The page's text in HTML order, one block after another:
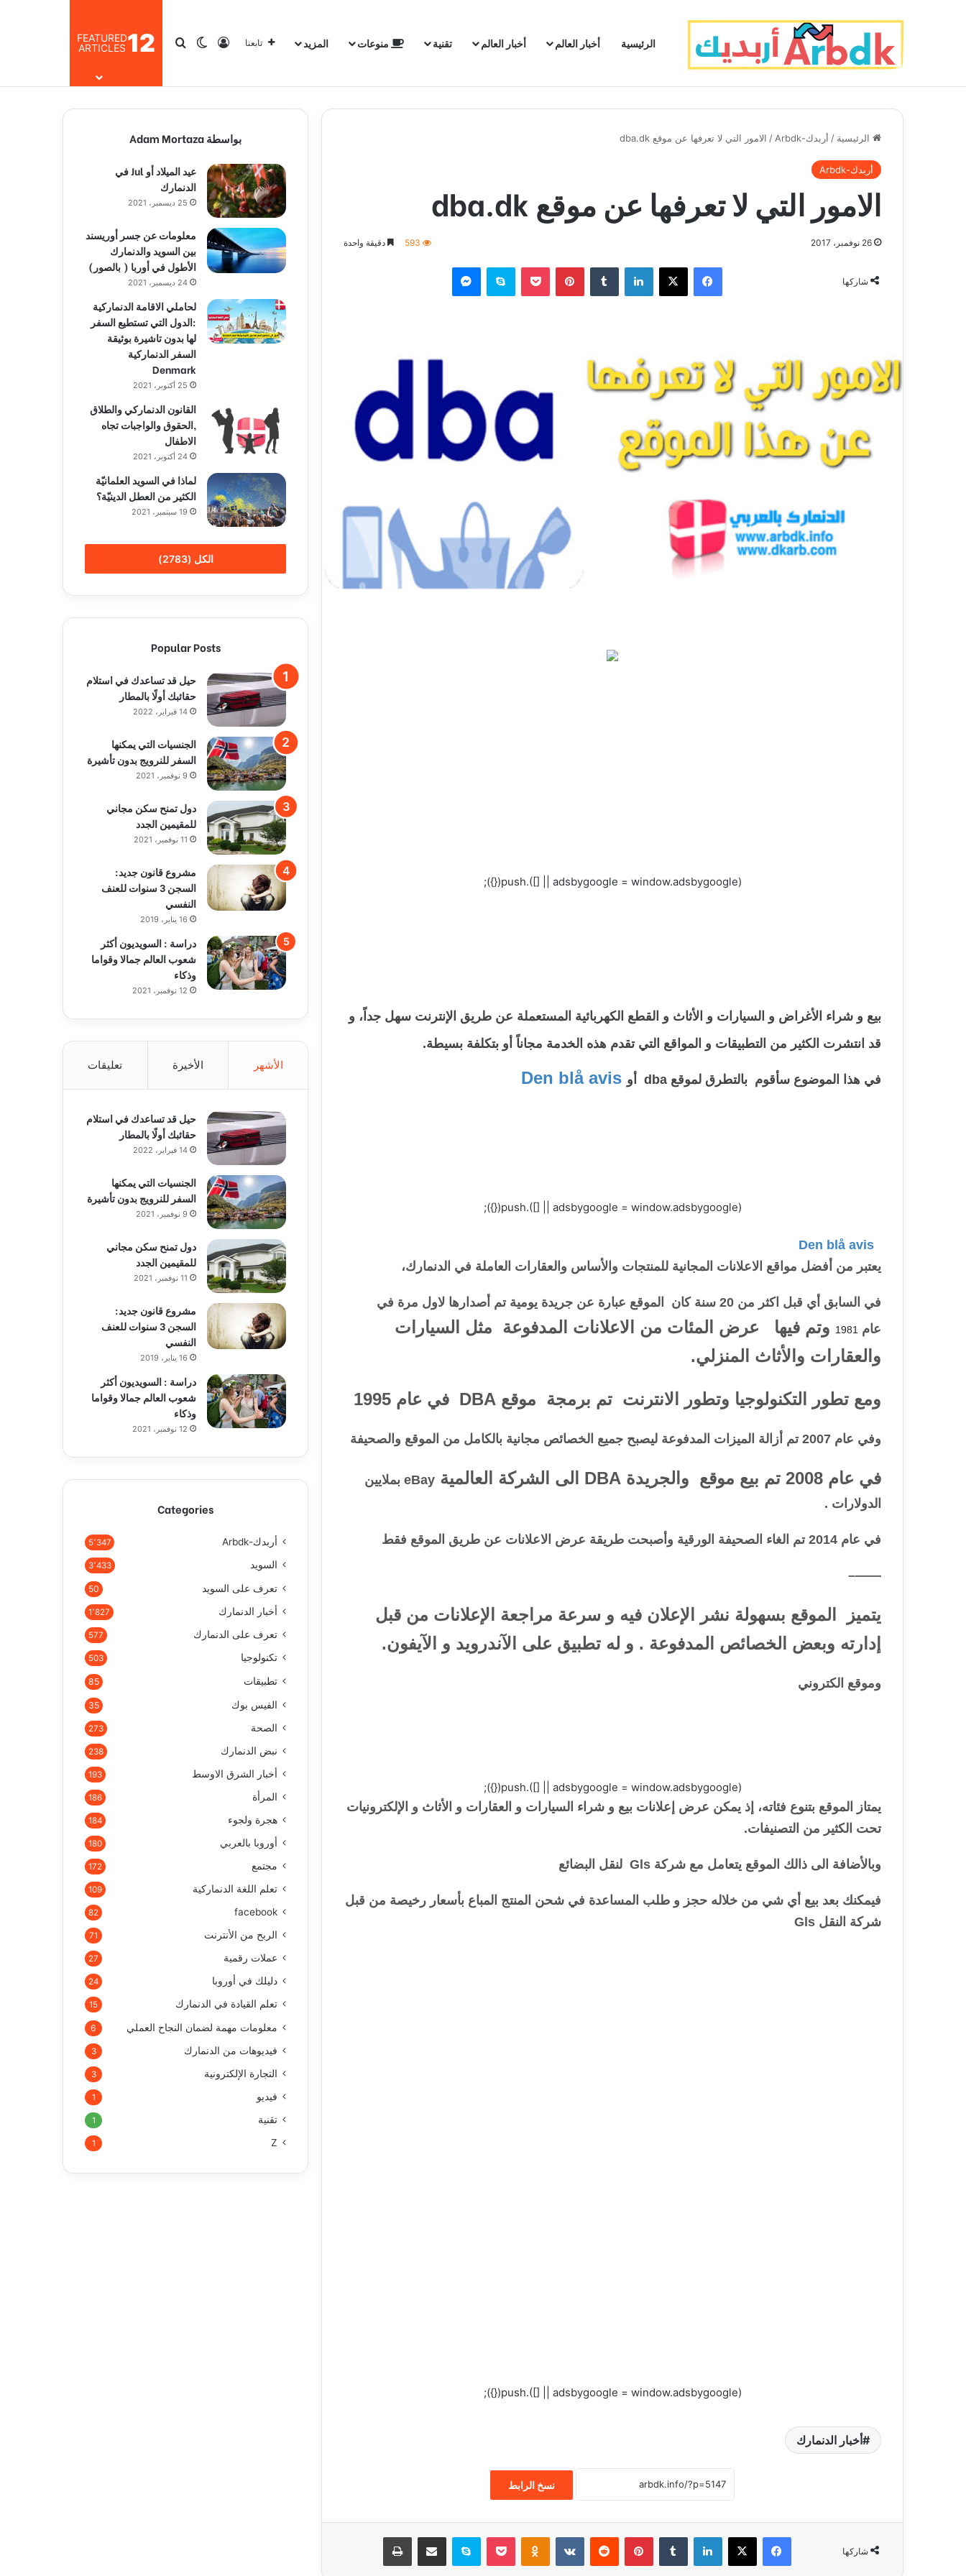
الرئيسية أخبار العالم أخبار العالم تقنية منوعات المزيد تابعنا تسجيل الدخول
الوضع المظلم
بحث عن12
FEATURED
ARTICLES
الرئيسية / أربدك-Arbdk / الامور التي لا تعرفها عن موقع dba.dk
أربدك-Arbdk
الامور التي لا تعرفها عن موقع dba.dk
26 نوفمبر، 2017 593 دقيقة واحدة
شاركها
فيسبوك ‫X لينكدإن بينتيريست سكايب
(adsbygoogle = window.adsbygoogle || []).push({});
بيع و شراء الأغراض و السيارات و الأثاث و القطع الكهربائية المستعملة عن طريق الإنترنت سهل جداً، و
قد انتشرت الكثير من التطبيقات و المواقع التي تقدم هذه الخدمة مجاناً أو بتكلفة بسيطة.
في هذا الموضوع سأقوم بالتطرق لموقع dba أو Den blå avis
(adsbygoogle = window.adsbygoogle || []).push({});
يعتبر من أفضل مواقع الاعلانات المجانية للمنتجات والأساس والعقارات العاملة في الدنمارك،
في السابق أي قبل اكثر من 20 سنة كان الموقع عبارة عن جريدة يومية تم أصدارها لاول مرة في
عام 1981 وتم فيها عرض المئات من الاعلانات المدفوعة مثل السيارات
والعقارات والأثاث المنزلي.
ومع تطور التكنولوجيا وتطور الانترنت تم برمجة موقع DBA في عام 1995
وفي عام 2007 تم أزالة الميزات المدفوعة ليصبح جميع الخصائص مجانية بالكامل من الموقع والصحيفة
في عام 2008 تم بيع موقع والجريدة DBA الى الشركة العالمية
eBay بملايين
الدولارات .
في عام 2014 تم الغاء الصحيفة الورقية وأصبحت طريقة عرض الاعلانات عن طريق الموقع فقط
——–
يتميز الموقع بسهولة نشر الإعلان فيه و سرعة مراجعة الإعلانات من قبل
إدارته وبعض الخصائص المدفوعة . و له تطبيق على الآندرويد و الآيفون.
وموقع الكتروني
(adsbygoogle = window.adsbygoogle || []).push({});
يمتاز الموقع بتنوع فئاته، إذ يمكن عرض إعلانات بيع و شراء السيارات و العقارات و الأثاث و الإلكترونيات
تحت الكثير من التصنيفات.
وبالأضافة الى ذالك الموقع يتعامل مع شركة Gls لنقل البضائع
فيمكنك بعد بيع أي شي من خلاله حجز و طلب المساعدة في شحن المنتج المباع بأسعار رخيصة من قبل
شركة النقل Gls
(adsbygoogle = window.adsbygoogle || []).push({});
أخبار الدنمارك
نسخ الرابط
شاركها
فيسبوك ‫X لينكدإن بينتيريست ‏VKontakte سكايب
بواسطة Adam Mortaza
عيد الميلاد أو Jul في
الدنمارك
25 ديسمبر، 2021
معلومات عن جسر أوريسند
بين السويد والدنمارك
الأطول في أوربا ( بالصور)
24 ديسمبر، 2021
لحاملي الاقامة الدنماركية
:الدول التي تستطيع السفر
لها بدون تاشيرة بوثيقة
السفر الدنماركية
Denmark
25 أكتوبر، 2021
القانون الدنماركي والطلاق
,الحقوق والواجبات تجاه
الاطفال
24 أكتوبر، 2021
لماذا في السويد العلمانيّة
الكثير من العطل الدينيّة؟
19 سبتمبر، 2021
الكل (2783)
Popular Posts
حيل قد تساعدك في استلام
حقائبك أولًا بالمطار
14 فبراير، 2022
الجنسيات التي يمكنها
السفر للنرويج بدون تأشيرة
9 نوفمبر، 2021
دول تمنح سكن مجاني
للمقيمين الجدد
11 نوفمبر، 2021
مشروع قانون جديد:
السجن 3 سنوات للعنف
النفسي
16 يناير، 2019
دراسة : السويديون أكثر
شعوب العالم جمالا وقواما
وذكاء
12 نوفمبر، 2021
الأشهر الأخيرة تعليقات
حيل قد تساعدك في استلام
حقائبك أولًا بالمطار
14 فبراير، 2022
الجنسيات التي يمكنها
السفر للنرويج بدون تأشيرة
9 نوفمبر، 2021
دول تمنح سكن مجاني
للمقيمين الجدد
11 نوفمبر، 2021
مشروع قانون جديد:
السجن 3 سنوات للعنف
النفسي
16 يناير، 2019
دراسة : السويديون أكثر
شعوب العالم جمالا وقواما
وذكاء
12 نوفمبر، 2021
Categories
أربدك-Arbdk 5٬347
السويد 3٬433
تعرف على السويد 50
أخبار الدنمارك 1٬827
تعرف على الدنمارك 577
تكنولوجيا 503
تطبيقات 85
الفيس بوك 35
الصحة 273
نبض الدنمارك 238
أخبار الشرق الاوسط 193
المرأة 186
هجرة ولجوء 184
أوروبا بالعربي 180
مجتمع 172
تعلم اللغة الدنماركية 109
facebook
82
الربح من الأنترنت 71
عملات رقمية 27
دليلك في أوروبا 24
تعلم القيادة في الدنمارك 15
معلومات مهمة لضمان النجاح العملي 6
فيديوهات من الدنمارك 3
التجارة الإلكترونية 3
فيديو 1
تقنية 1
Z
1